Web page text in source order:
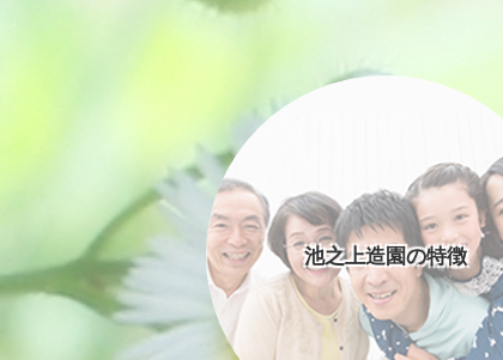
池之上造園の特徴